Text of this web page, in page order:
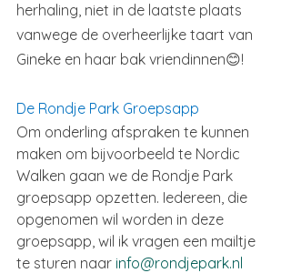
herhaling, niet in de laatste plaats
vanwege de overheerlijke taart van
Gineke en haar bak vriendinnen😊!
De Rondje Park Groepsapp
Om onderling afspraken te kunnen
maken om bijvoorbeeld te Nordic
Walken gaan we de Rondje Park
groepsapp opzetten. Iedereen, die
opgenomen wil worden in deze
groepsapp, wil ik vragen een mailtje
te sturen naar info@rondjepark.nl